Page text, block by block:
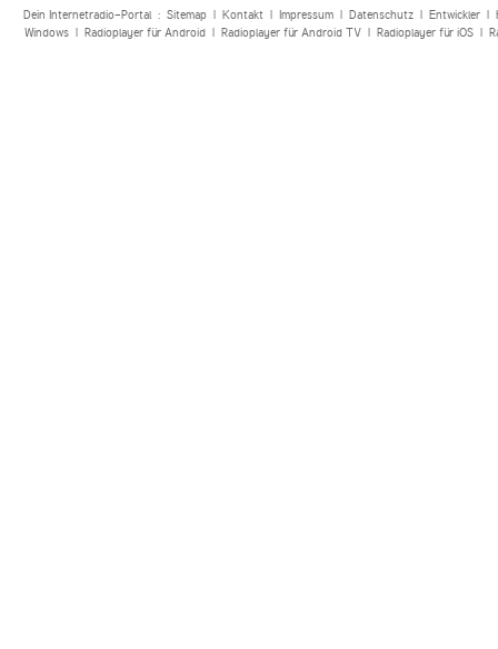
Dein Internetradio-Portal : Sitemap| Kontakt| Impressum| Datenschutz| Entwickler|
Windows| Radioplayer für Android| Radioplayer für Android TV| Radioplayer für iOS|